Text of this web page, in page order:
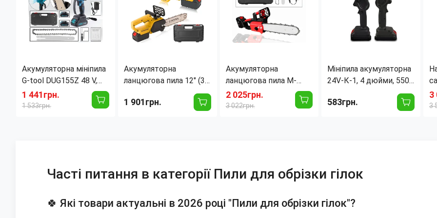
Акумуляторна мініпила
G-tool DUG155Z 48 V,
ланцюговий гілкоріз із
2 акумуляторами в
1 441грн.
1 533грн.
Акумуляторна
ланцюгова пила 12" (30
см) + 2 акумулятори Li-
ion 108V, у кейсі,
1 901грн.
Акумуляторна
ланцюгова пила M-
9020, 2 акумулятори в
комплекті, 1200 Вт,
2 025грн.
3 022грн.
Мініпила акумуляторна
24V-К-1, 4 дюйми, 550
Вт, 3000 об./хв, ланцюг
зі сталі, Li-ion батарея,
583грн.
3
+
3
3
Часті питання в категорії Пили для обрізки гілок
🍀 Які товари актуальні в 2026 році "Пили для обрізки гілок"?